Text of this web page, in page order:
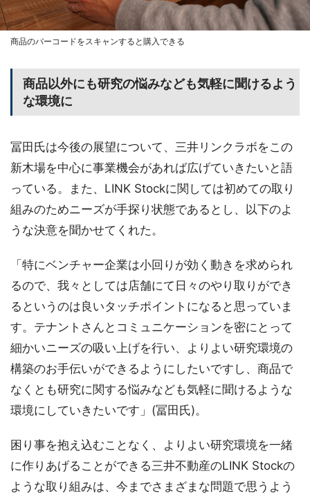
商品のバーコードをスキャンすると購入できる
商品以外にも研究の悩みなども気軽に聞けるよう
な環境に
冨田氏は今後の展望について、三井リンクラボをこの
新木場を中心に事業機会があれば広げていきたいと語
っている。また、LINK Stockに関しては初めての取り
組みのためニーズが手探り状態であるとし、以下のよ
うな決意を聞かせてくれた。
「特にベンチャー企業は小回りが効く動きを求められ
るので、我々としては店舗にて日々のやり取りができ
るというのは良いタッチポイントになると思っていま
す。テナントさんとコミュニケーションを密にとって
細かいニーズの吸い上げを行い、よりよい研究環境の
構築のお手伝いができるようにしたいですし、商品で
なくとも研究に関する悩みなども気軽に聞けるような
環境にしていきたいです」(冨田氏)。
困り事を抱え込むことなく、よりよい研究環境を一緒
に作りあげることができる三井不動産のLINK Stockの
ような取り組みは、今までさまざまな問題で思うよう